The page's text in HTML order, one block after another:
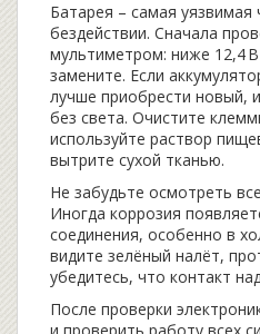
Батарея – самая уязвимая
бездействии. Сначала
мультиметром: ниже 12,4
замените. Если
лучше приобрести новый,
без света. Очистите
используйте раствор
вытрите сухой тканью.
Не забудьте осмотреть
Иногда коррозия
соединения, особенно в
видите зелёный налёт,
убедитесь, что контакт
После проверки